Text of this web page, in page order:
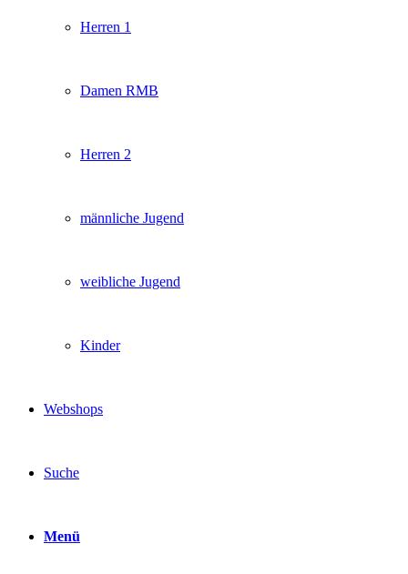
Herren 1
Damen RMB
Herren 2
männliche Jugend
weibliche Jugend
Kinder
Webshops
Suche
Menü